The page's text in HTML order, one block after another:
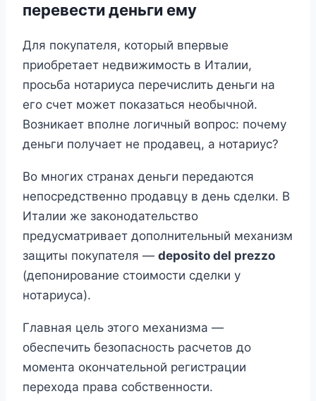
перевести деньги ему
Для покупателя, который впервые
приобретает недвижимость в Италии,
просьба нотариуса перечислить деньги на
его счет может показаться необычной.
Возникает вполне логичный вопрос: почему
деньги получает не продавец, а нотариус?
Во многих странах деньги передаются
непосредственно продавцу в день сделки. В
Италии же законодательство
предусматривает дополнительный механизм
защиты покупателя — deposito del prezzo
(депонирование стоимости сделки у
нотариуса).
Главная цель этого механизма —
обеспечить безопасность расчетов до
момента окончательной регистрации
перехода права собственности.